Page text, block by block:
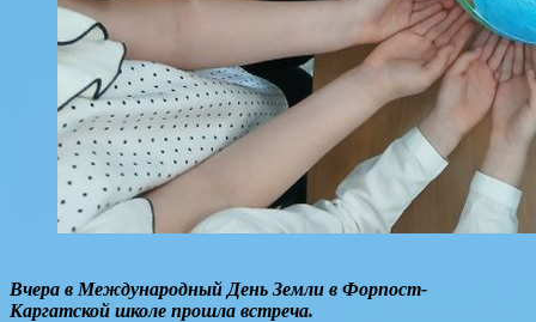
Вчера в Международный День Земли в Форпост-
Каргатской школе прошла встреча.